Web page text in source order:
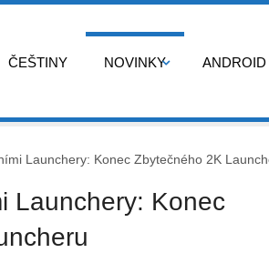
ČEŠTINY NOVINKY ANDROID
Launchery: Konec Zbytečného 2K
Launchery: Konec